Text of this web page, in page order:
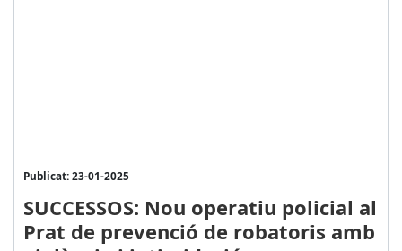
Publicat: 23-01-2025
SUCCESSOS: Nou operatiu policial al
Prat de prevenció de robatoris amb